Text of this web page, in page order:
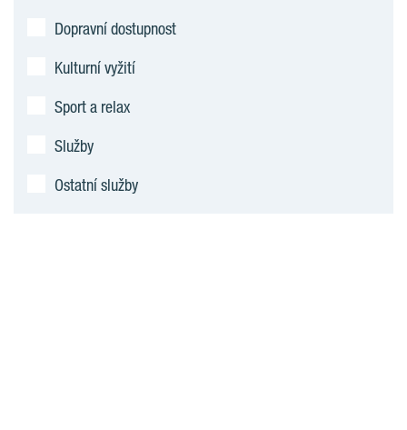
Dopravní dostupnost
Kulturní vyžití
Sport a relax
Služby
Ostatní služby